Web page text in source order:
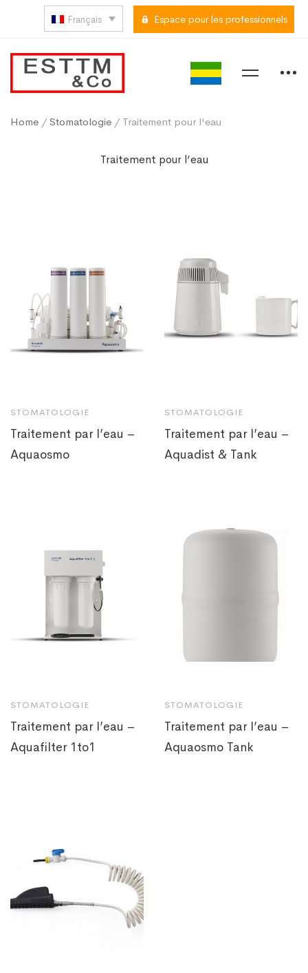
Français Espace pour les professionnels
Home / Stomatologie / Traitement pour l'eau
Traitement pour l’eau
STOMATOLOGIE
Traitement par l’eau –
Aquaosmo
STOMATOLOGIE
Traitement par l’eau –
Aquadist & Tank
STOMATOLOGIE
Traitement par l’eau –
Aquafilter 1to1
STOMATOLOGIE
Traitement par l’eau –
Aquaosmo Tank